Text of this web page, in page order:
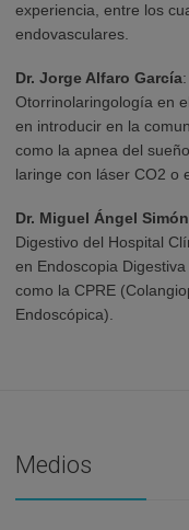
experiencia, entre los
endovasculares.
Dr. Jorge Alfaro García
Otorrinolaringología en
en introducir en la
como la apnea del
laringe con láser CO2 o
Dr. Miguel Ángel
Digestivo del Hospital
en Endoscopia
como la CPRE
Endoscópica).
Medios